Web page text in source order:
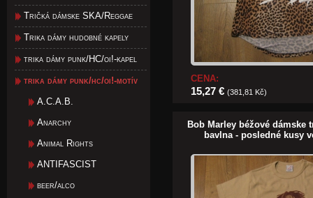
Tričká dámske SKA/Reggae
Trika dámy hudobné kapely
trika dámy punk/HC/oi!-kapel
trika dámy punk/hc/oi!-motív
A.C.A.B.
Anarchy
Animal Rights
ANTIFASCIST
beer/alco
CENA:
15,27 € (381,81 Kč)
Bob Marley béžové dámske
bavlna - posledné kusy